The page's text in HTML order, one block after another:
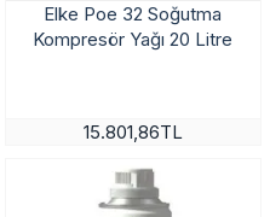
Elke Poe 32 Soğutma
Kompresör Yağı 20 Litre
15.801,86TL